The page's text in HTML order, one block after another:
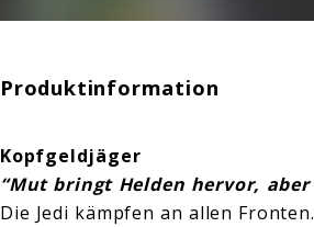
Produktinformation
Kopfgeldjäger
“Mut bringt Helden hervor,
Die Jedi kämpfen an allen